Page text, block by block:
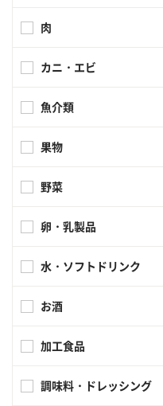
肉
カニ・エビ
魚介類
果物
野菜
卵・乳製品
水・ソフトドリンク
お酒
加工食品
調味料・ドレッシング